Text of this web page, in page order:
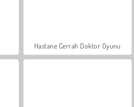
Hastane Cerrah Doktor Oyunu